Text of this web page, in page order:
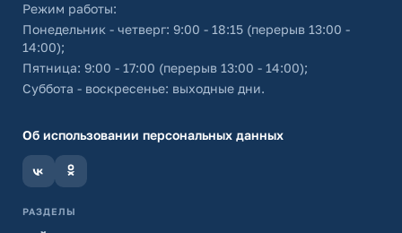
Режим работы:
Понедельник - четверг: 9:00 - 18:15 (перерыв 13:00 -
14:00);
Пятница: 9:00 - 17:00 (перерыв 13:00 - 14:00);
Суббота - воскресенье: выходные дни.
Об использовании персональных данных
РАЗДЕЛЫ